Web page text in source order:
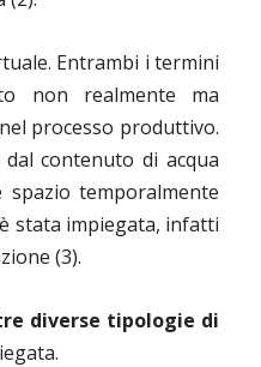
Entrambi i termini
non realmente ma
processo produttivo.
contenuto di acqua
temporalmente
stata impiegata, infatti
(3).
diverse tipologie di